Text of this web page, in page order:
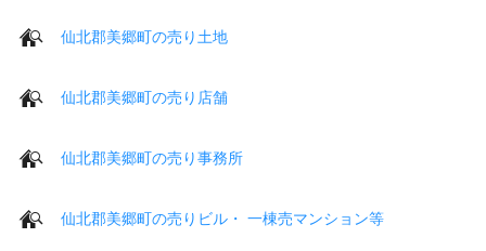
仙北郡美郷町の売り土地
仙北郡美郷町の売り店舗
仙北郡美郷町の売り事務所
仙北郡美郷町の売りビル・ 一棟売マンション等